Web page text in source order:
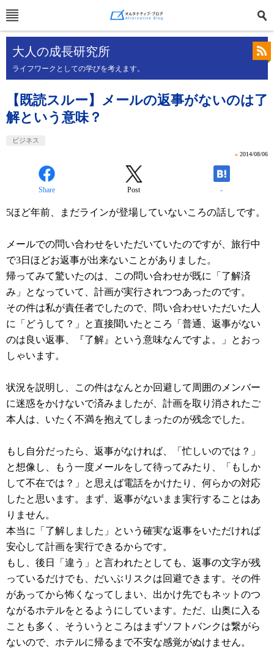
大人の成長研究所
ライフワークとしての学びを考えます。
【既読スルー】メールの返事がないのは了
解という意味？
ビジネス
» 2014/08/06
Share Post -
5ほど年前、まだラインが登場していないころの話しです。
メールでの問い合わせをいただいていたのですが、旅行中
で3日ほどお返事が出来ないことがありました。
帰ってみて驚いたのは、この問い合わせが既に「了解済
み」となっていて、計画が実行されつつあったのです。
その件は私が責任者でしたので、問い合わせいただいた人
に「どうして？」と直接聞いたところ「普通、返事がない
のは良い返事、『了解』という意味なんですよ。」とおっ
しゃいます。
状況を説明し、この件はなんとか回避して周囲のメンバー
に迷惑をかけないで済みましたが、計画を取り消されたご
本人は、いたく不満を抱えてしまったのが残念でした。
もし自分だったら、返事がなければ、「忙しいのでは？」
と想像し、もう一度メールをして待ってみたり、「もしか
して不在では？」と思えば電話をかけたり、何らかの対応
したと思います。まず、返事がないまま実行することはあ
りません。
本当に「了解しました」という確実な返事をいただければ
安心して計画を実行できるからです。
もし、後日「違う」と言われたとしても、返事の文字が残
っているだけでも、だいぶリスクは回避できます。その件
があってから怖くなってしまい、出かけ先でもネットのつ
ながるホテルをとるようにしています。ただ、山奥に入る
ことも多く、そういうところはまずソフトバンクは繋がら
ないので、ホテルに帰るまで不安な感覚がぬけません。